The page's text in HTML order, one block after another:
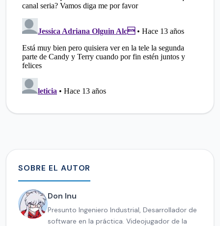
SOBRE EL AUTOR
Don Inu
Presunto Ingeniero Industrial, Desarrollador de
software en la práctica. Videojugador de la